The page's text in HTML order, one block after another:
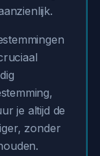
je altijd de
zonder